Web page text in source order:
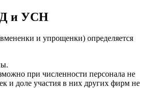
и УСН
и упрощенки) определяется
при численности персонала не
и доле участия в них других фирм не